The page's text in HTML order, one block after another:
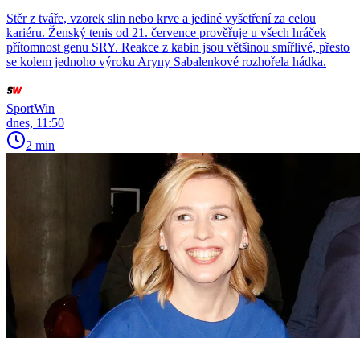
Stěr z tváře, vzorek slin nebo krve a jediné vyšetření za celou
kariéru. Ženský tenis od 21. července prověřuje u všech hráček
přítomnost genu SRY. Reakce z kabin jsou většinou smířlivé, přesto
se kolem jednoho výroku Aryny Sabalenkové rozhořela hádka.
SportWin
dnes, 11:50
2 min